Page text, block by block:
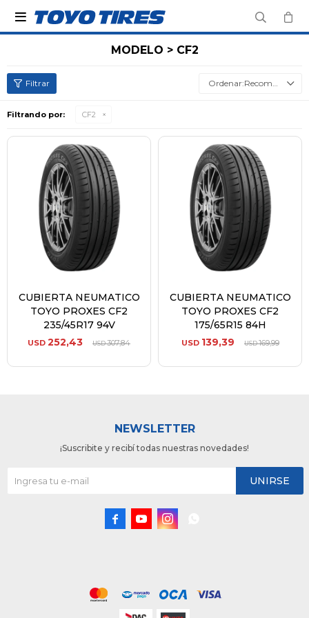

MODELO > CF2
Recomendados
Filtrando por: CF2
CUBIERTA NEUMATICO
TOYO PROXES CF2
235/45R17 94V
USD 252,43 USD307,84
CUBIERTA NEUMATICO
TOYO PROXES CF2
175/65R15 84H
USD 139,39 USD169,99
NEWSLETTER
¡Suscribite y recibí todas nuestras novedades!
UNIRSE
  